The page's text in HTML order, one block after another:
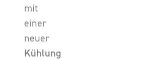
mit
einer
neuer
Kühlung